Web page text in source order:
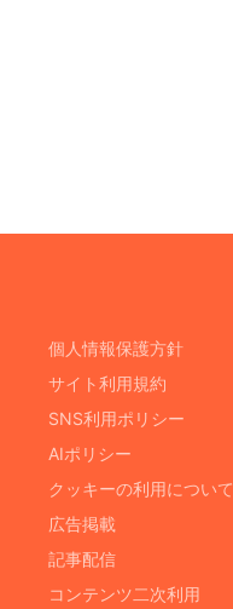
個人情報保護方針
サイト利用規約
SNS利用ポリシー
AIポリシー
クッキーの利用について
広告掲載
記事配信
コンテンツ二次利用